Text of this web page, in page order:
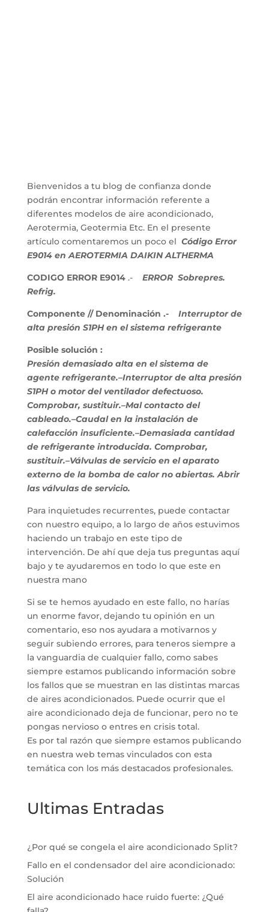
Bienvenidos a tu blog de confianza donde
podrán encontrar información referente a
diferentes modelos de aire acondicionado,
Aerotermia, Geotermia Etc. En el presente
artículo comentaremos un poco el Código Error
E9014 en AEROTERMIA DAIKIN ALTHERMA
CODIGO ERROR E9014.- ERROR Sobrepres.
Refrig.
Componente // Denominación .- Interruptor de
alta presión S1PH en el sistema refrigerante
Posible solución :
Presión demasiado alta en el sistema de
agente refrigerante.–Interruptor de alta presión
S1PH o motor del ventilador defectuoso.
Comprobar, sustituir.–Mal contacto del
cableado.–Caudal en la instalación de
calefacción insuficiente.–Demasiada cantidad
de refrigerante introducida. Comprobar,
sustituir.–Válvulas de servicio en el aparato
externo de la bomba de calor no abiertas. Abrir
las válvulas de servicio.
Para inquietudes recurrentes, puede contactar
con nuestro equipo, a lo largo de años estuvimos
haciendo un trabajo en este tipo de
intervención. De ahí que deja tus preguntas aquí
bajo y te ayudaremos en todo lo que este en
nuestra mano
Si se te hemos ayudado en este fallo, no harías
un enorme favor, dejando tu opinión en un
comentario, eso nos ayudara a motivarnos y
seguir subiendo errores, para teneros siempre a
la vanguardia de cualquier fallo, como sabes
siempre estamos publicando información sobre
los fallos que se muestran en las distintas marcas
de aires acondicionados. Puede ocurrir que el
aire acondicionado deja de funcionar, pero no te
pongas nervioso o entres en crisis total.
Es por tal razón que siempre estamos publicando
en nuestra web temas vinculados con esta
temática con los más destacados profesionales.
Ultimas Entradas
¿Por qué se congela el aire acondicionado Split?
Fallo en el condensador del aire acondicionado:
Solución
El aire acondicionado hace ruido fuerte: ¿Qué